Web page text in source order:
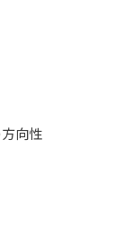
向性